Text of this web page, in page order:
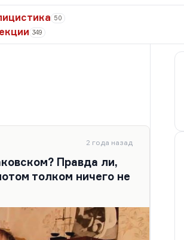
50
349
2 года назад
Правда ли,
толком ничего не